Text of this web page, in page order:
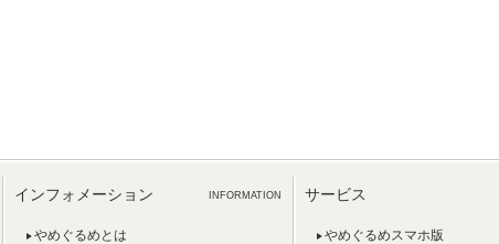
インフォメーション INFORMATION
やめぐるめとは
サービス
やめぐるめスマホ版